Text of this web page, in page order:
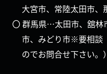
大宮市、常陸太田市、
〇 群馬県…太田市、舘林
市、みどり市※要相談
のでお問合せ下さい。